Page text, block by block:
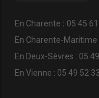
En Charente : 05 45
En Charente-Maritime
En Deux-Sèvres : 05
En Vienne : 05 49 52